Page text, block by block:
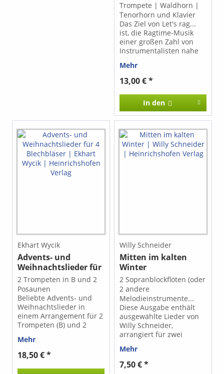
Trompete | Waldhorn |
Tenorhorn und Klavier
Das Ziel von Let's rag...
ist, die Ragtime-Musik
einer großen Zahl von
Instrumentalisten nahe
leicht spielbaren
Tonarten sowie die
Kürzung der
Originallänge auf
übersichtliche zwei
Klavierseiten pro Ragtime
ermöglicht es den
Spielern, diese
Arrangements ohne
zeitraubende
Vorbereitung zu
zum alla breve 4/4-Takt.
So kommen auch
Instrumentalisten mit
weniger Spielerfahrung
in den Genuss dieser
schwungvollen Musik.
Inhalt: - The Easy
Winners - Peacherine Rag
- Maria's Rag - The
Entertainer - The
Sycamore - Dickie's Rag -
Sunflower Slow Drag -
Annie's Swing Rag - The
Mehr
13,00 € *
In den
Ekhart Wycik
Advents- und
Weihnachtslieder für
4 Blechbläser
2 Trompeten in B und 2
Posaunen
Beliebte Advents- und
Weihnachtslieder in
einem Arrangement für 2
Trompeten (B) und 2
Mehr
18,50 € *
Willy Schneider
Mitten im kalten
Winter
2 Sopranblockflöten (oder
2 andere
Melodieinstrumente...
Diese Ausgabe enthält
ausgewählte Lieder von
Willy Schneider,
arrangiert für zwei
Umfang und die
Tonarten der
enthaltenen Lieder sind
Mehr
7,50 € *